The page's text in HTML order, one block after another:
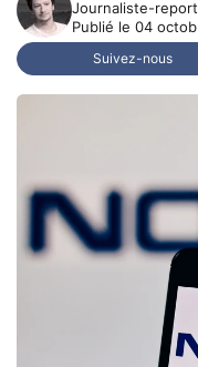
Journaliste-
Publié le 04
Suivez-nous